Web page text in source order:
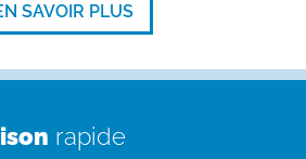
SAVOIR PLUS
rapide